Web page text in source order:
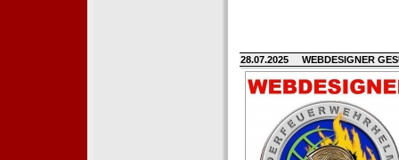
28.07.2025 WEBDESIGNER